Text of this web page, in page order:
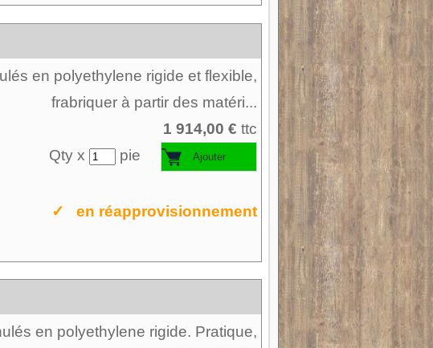
en polyethylene rigide et flexible,
frabriquer à partir des matéri...
1 914,00 € ttc
Qty x
pie
✓ en réapprovisionnement
en polyethylene rigide. Pratique,